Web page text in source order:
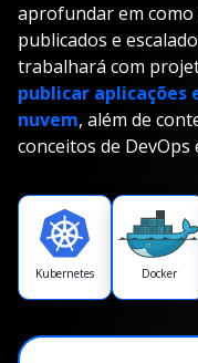
aprofundar em como
publicados e
trabalhará com
publicar aplicações
nuvem, além de
conceitos de DevOps
Kubernetes Docker